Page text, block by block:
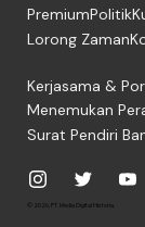
PremiumPolitik
Lorong Zaman
Kerjasama &
Menemukan
Surat Pendiri
© 2026, PT. Media Digital Historia.